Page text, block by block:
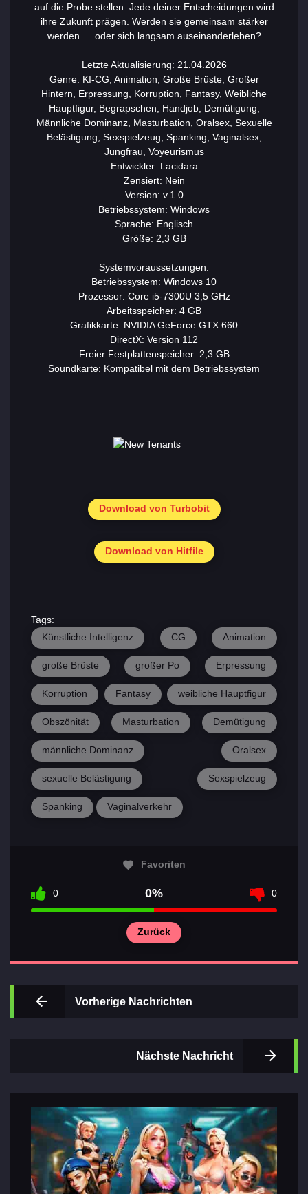
Wichtigsten
Abschnitte
der Spiele
auf die Probe stellen. Jede deiner Entscheidungen wird
ihre Zukunft prägen. Werden sie gemeinsam stärker
werden … oder sich langsam auseinanderleben?
Letzte Aktualisierung: 21.04.2026
Genre: KI-CG, Animation, Große Brüste, Großer
Hintern, Erpressung, Korruption, Fantasy, Weibliche
Hauptfigur, Begrapschen, Handjob, Demütigung,
Männliche Dominanz, Masturbation, Oralsex, Sexuelle
Belästigung, Sexspielzeug, Spanking, Vaginalsex,
Jungfrau, Voyeurismus
Entwickler: Lacidara
Zensiert: Nein
Version: v.1.0
Betriebssystem: Windows
Sprache: Englisch
Größe: 2,3 GB
Systemvoraussetzungen:
Betriebssystem: Windows 10
Prozessor: Core i5-7300U 3,5 GHz
Arbeitsspeicher: 4 GB
Grafikkarte: NVIDIA GeForce GTX 660
DirectX: Version 112
Freier Festplattenspeicher: 2,3 GB
Soundkarte: Kompatibel mit dem Betriebssystem
Download von Turbobit
Download von Hitfile
Tags:
Künstliche Intelligenz
CG Animation
große Brüste großer Po Erpressung
Korruption Fantasy weibliche Hauptfigur
Obszönität Masturbation Demütigung
männliche Dominanz Oralsex
sexuelle Belästigung Sexspielzeug
Spanking Vaginalverkehr
Favoriten
0 0% 0
Zurück
Vorherige Nachrichten
Nächste Nachricht